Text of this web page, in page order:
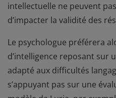
intellectuelle ne peuvent
d’impacter la validité des
Le psychologue préférera
d’intelligence reposant sur
adapté aux difficultés
s’appuyant pas sur une